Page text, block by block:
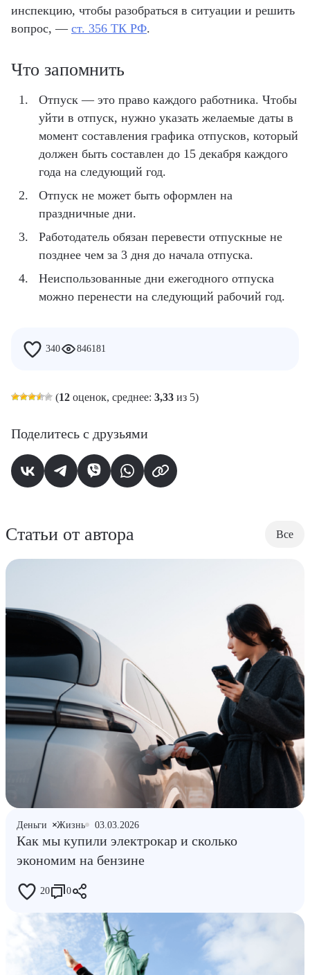
инспекцию, чтобы разобраться в ситуации и решить
вопрос, — ст. 356 ТК РФ.
Что запомнить
Отпуск — это право каждого работника. Чтобы
уйти в отпуск, нужно указать желаемые даты в
момент составления графика отпусков, который
должен быть составлен до 15 декабря каждого
года на следующий год.
Отпуск не может быть оформлен на
праздничные дни.
Работодатель обязан перевести отпускные не
позднее чем за 3 дня до начала отпуска.
Неиспользованные дни ежегодного отпуска
можно перенести на следующий рабочий год.
340 846181
(12 оценок, среднее: 3,33 из 5)
Поделитесь с друзьями
Статьи от автора Все
Деньги Жизнь 03.03.2026
Как мы купили электрокар и сколько
экономим на бензине
20 0